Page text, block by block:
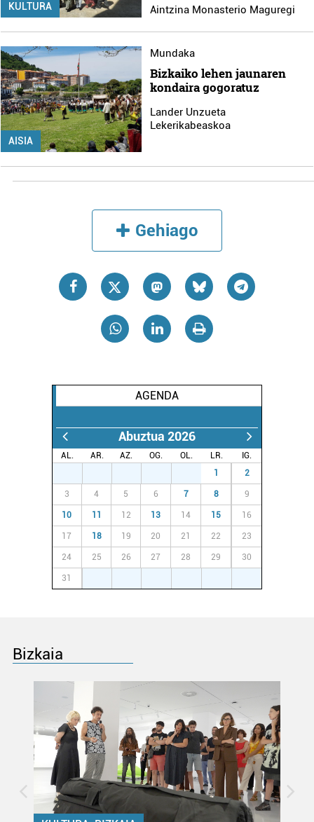
KULTURA Aintzina Monasterio Maguregi
AISIA
Mundaka
Bizkaiko lehen jaunaren
kondaira gogoratuz
Lander Unzueta
Lekerikabeaskoa
Gehiago
AGENDA
Abuztua 2026
AL. AR. AZ. OG. OL. LR.
IG.
1 2
3 4 5 6 7 8 9
10 11 12 13 14 15 16
17 18 19 20 21 22 23
24 25 26 27 28 29 30
31
Bizkaia